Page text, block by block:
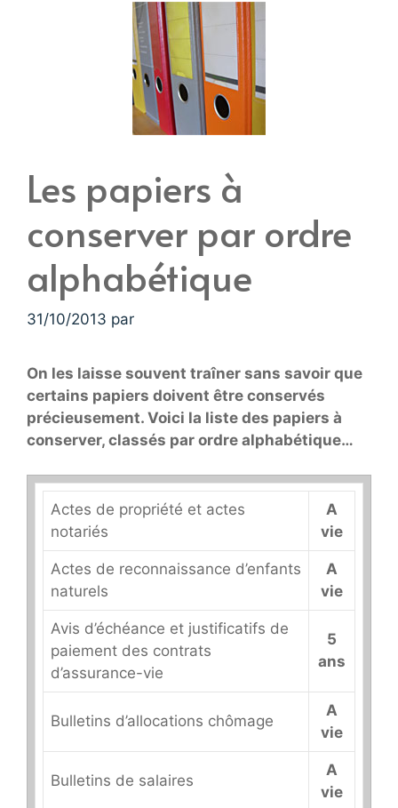
Les papiers à
conserver par ordre
alphabétique
31/10/2013 par
On les laisse souvent traîner sans savoir que
certains papiers doivent être conservés
précieusement. Voici la liste des papiers à
conserver, classés par ordre alphabétique…
Actes de propriété et actes
notariés
A
vie
Actes de reconnaissance d’enfants
naturels
A
vie
Avis d’échéance et justificatifs de
paiement des contrats
d’assurance-vie
5
ans
Bulletins d’allocations chômage
A
vie
Bulletins de salaires
A
vie